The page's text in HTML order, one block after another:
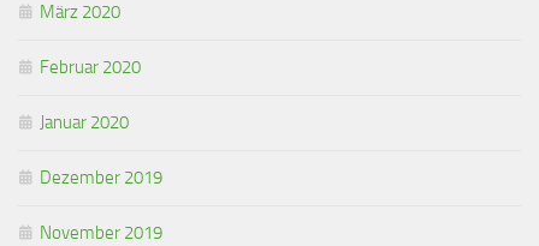
März 2020
Februar 2020
Januar 2020
Dezember 2019
November 2019